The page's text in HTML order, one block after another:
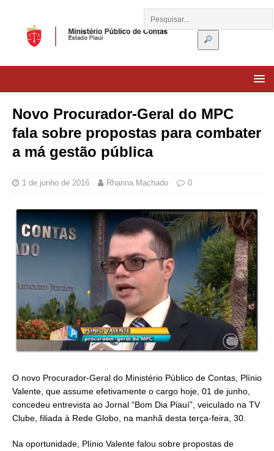
Novo Procurador-Geral do MPC
fala sobre propostas para combater
a má gestão pública
1 de junho de 2016 Rhanna Machado 0
O novo Procurador-Geral do Ministério Público de Contas, Plínio
Valente, que assume efetivamente o cargo hoje, 01 de junho,
concedeu entrevista ao Jornal “Bom Dia Piauí”, veiculado na TV
Clube, filiada à Rede Globo, na manhã desta terça-feira, 30.
Na oportunidade, Plínio Valente falou sobre propostas de